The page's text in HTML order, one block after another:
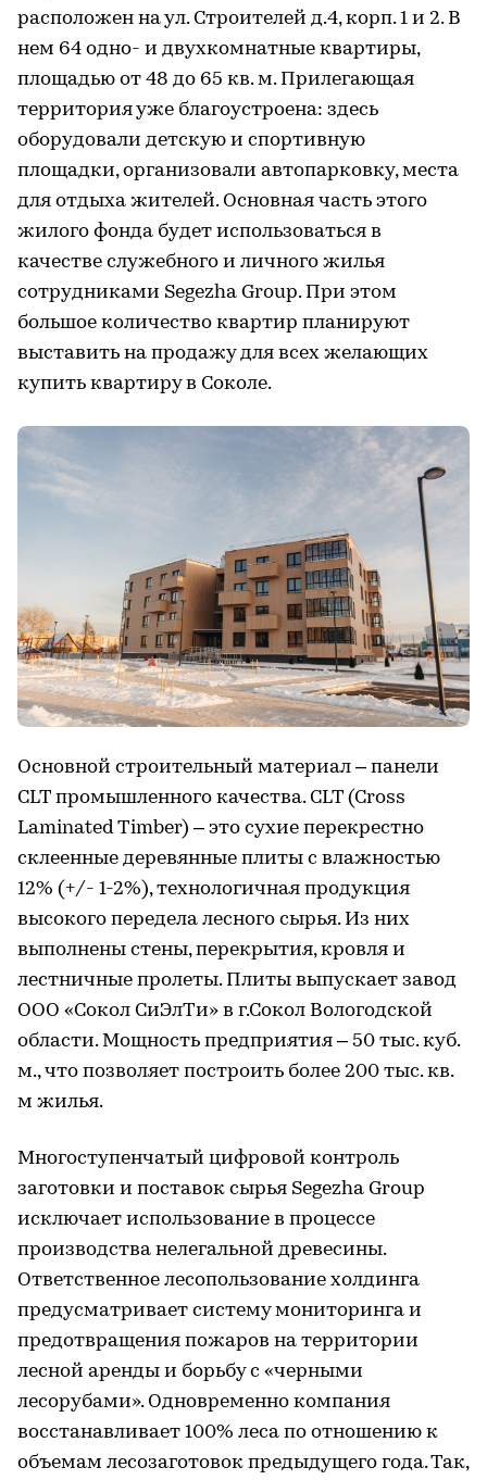
расположен на ул. Строителей д.4, корп. 1 и 2. В
нем 64 одно- и двухкомнатные квартиры,
площадью от 48 до 65 кв. м. Прилегающая
территория уже благоустроена: здесь
оборудовали детскую и спортивную
площадки, организовали автопарковку, места
для отдыха жителей. Основная часть этого
жилого фонда будет использоваться в
качестве служебного и личного жилья
сотрудниками Segezha Group. При этом
большое количество квартир планируют
выставить на продажу для всех желающих
купить квартиру в Соколе.
Основной строительный материал – панели
CLT промышленного качества. CLT (Cross
Laminated Timber) – это сухие перекрестно
склеенные деревянные плиты с влажностью
12% (+/- 1-2%), технологичная продукция
высокого передела лесного сырья. Из них
выполнены стены, перекрытия, кровля и
лестничные пролеты. Плиты выпускает завод
ООО «Сокол СиЭлТи» в г.Сокол Вологодской
области. Мощность предприятия – 50 тыс. куб.
м., что позволяет построить более 200 тыс. кв.
м жилья.
Многоступенчатый цифровой контроль
заготовки и поставок сырья Segezha Group
исключает использование в процессе
производства нелегальной древесины.
Ответственное лесопользование холдинга
предусматривает систему мониторинга и
предотвращения пожаров на территории
лесной аренды и борьбу с «черными
лесорубами». Одновременно компания
восстанавливает 100% леса по отношению к
объемам лесозаготовок предыдущего года. Так,